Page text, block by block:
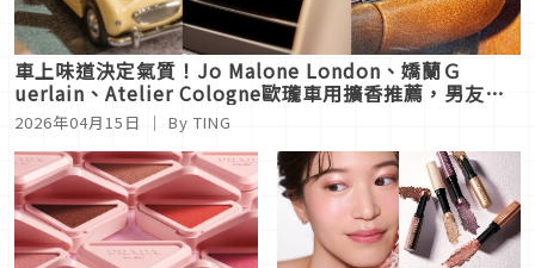
車上味道決定氣質！Jo Malone London、嬌蘭Ｇ
uerlain、Atelier Cologne歐瓏車用擴香推薦，男友也
會愛
2026年04月15日 ｜ By TING